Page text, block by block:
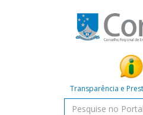
Transparência e